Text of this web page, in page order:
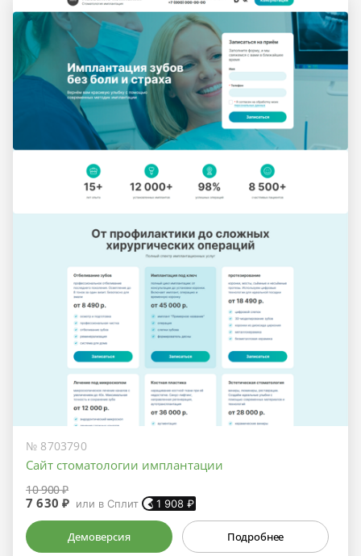
№ 8703790
Сайт стоматологии имплантации
10 900 ₽
7 630 ₽ или в Сплит 1 908 ₽
Демоверсия Подробнее